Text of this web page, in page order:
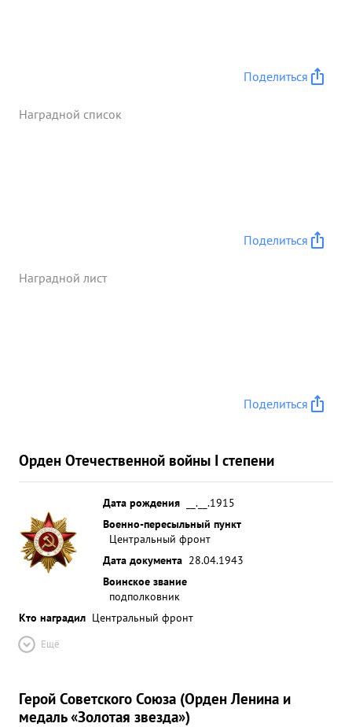
Поделиться
Наградной список
Поделиться
Наградной лист
Поделиться
Орден Отечественной войны I степени
Дата рождения
__.__.1915
Военно-пересыльный пункт
Центральный фронт
Дата документа 28.04.1943
Воинское звание
подполковник
Кто наградил Центральный фронт
Ещё
Герой Советского Союза (Орден Ленина и
медаль «Золотая звезда»)